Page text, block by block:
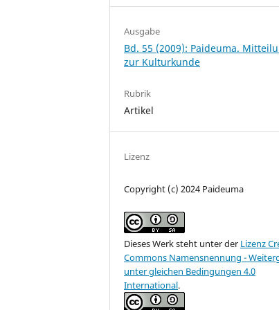
Ausgabe
Bd. 55 (2009): Paideuma.
zur Kulturkunde
Rubrik
Artikel
Lizenz
Copyright (c) 2024 Paideuma
Dieses Werk steht unter der Lizenz
Commons Namensnennung -
unter gleichen Bedingungen 4.0
International.